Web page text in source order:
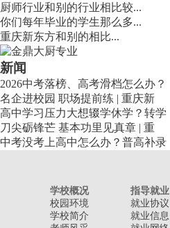
厨师行业和别的行业相比较...
你们每年毕业的学生那么多...
重庆新东方和别的相比...
新闻
2026中考落榜、高考滑档怎么办？
名企进校园 职场提前练 | 重庆新
高中学习压力大想辍学休学？转学
刀尖砺锋芒 基本功里见真章 | 重
中考没考上高中怎么办？普高补录
学校概况
校园环境
学校简介
指导就业
就业协议
就业信息